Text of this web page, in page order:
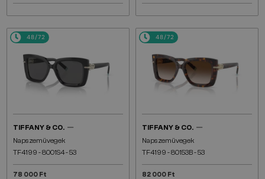
48/72
TIFFANY & CO. —
Napszemüvegek
TF4199 - 8001S4 - 53
78 000 Ft
48/72
TIFFANY & CO. —
Napszemüvegek
TF4199 - 80153B - 53
82 000 Ft